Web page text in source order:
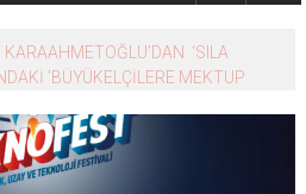
KARAAHMETOĞLU’DAN ‘SILA
’BÜYÜKELÇİLERE MEKTUP